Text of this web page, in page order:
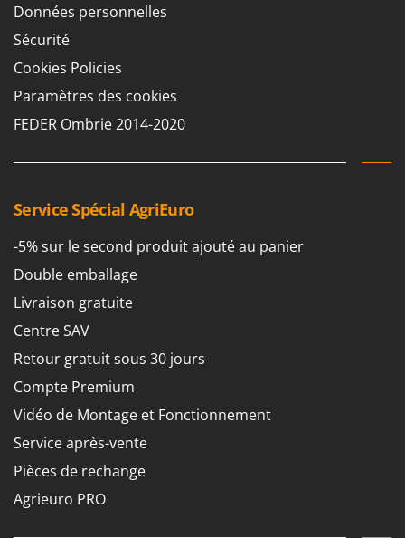
Données personnelles
Sécurité
Cookies Policies
Paramètres des cookies
FEDER Ombrie 2014-2020
Service Spécial AgriEuro
-5% sur le second produit ajouté au panier
Double emballage
Livraison gratuite
Centre SAV
Retour gratuit sous 30 jours
Compte Premium
Vidéo de Montage et Fonctionnement
Service après-vente
Pièces de rechange
Agrieuro PRO